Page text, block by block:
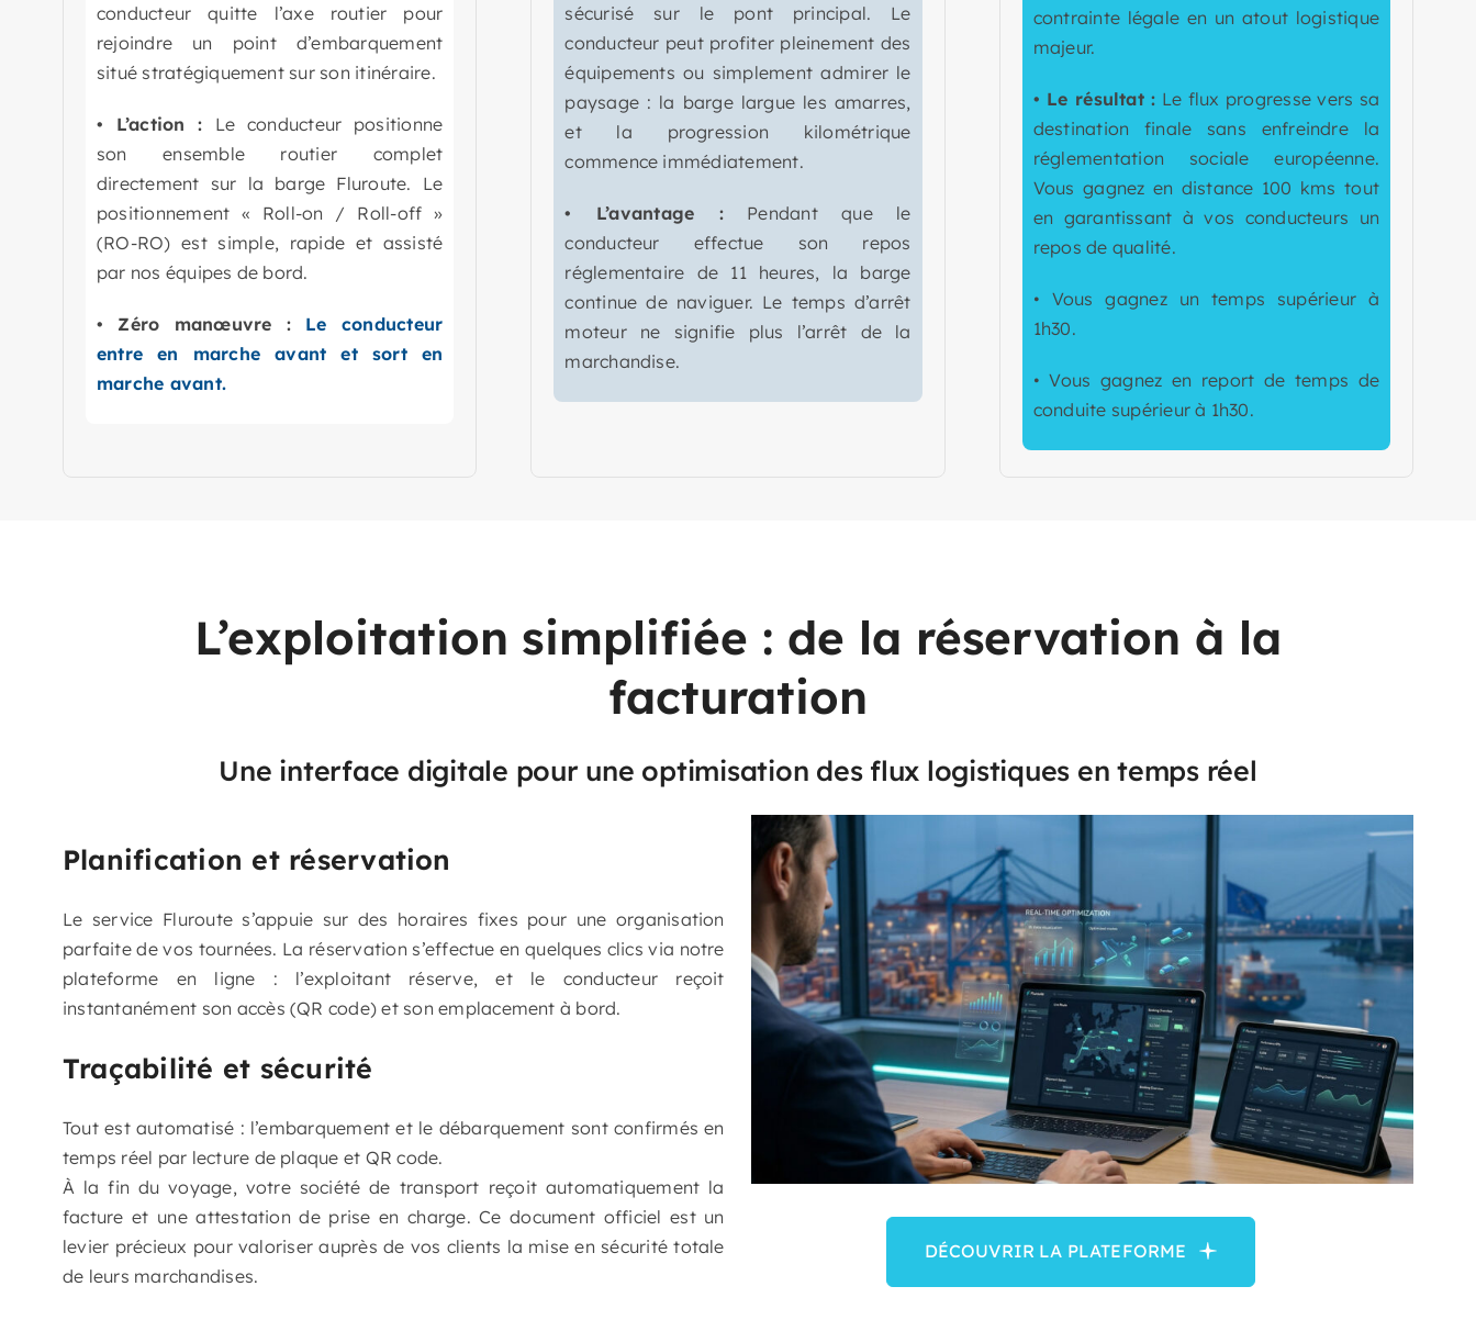
conducteur quitte l’axe routier pour
rejoindre un point d’embarquement
situé stratégiquement sur son itinéraire.
• L’action : Le conducteur positionne
son ensemble routier complet
directement sur la barge Fluroute. Le
positionnement « Roll-on / Roll-off »
(RO-RO) est simple, rapide et assisté
par nos équipes de bord.
• Zéro manœuvre : Le conducteur
entre en marche avant et sort en
marche avant.
sécurisé sur le pont principal. Le
conducteur peut profiter pleinement des
équipements ou simplement admirer le
paysage : la barge largue les amarres,
et la progression kilométrique
commence immédiatement.
• L’avantage :Pendant que le
conducteur effectue son repos
réglementaire de 11 heures, la barge
continue de naviguer. Le temps d’arrêt
moteur ne signifie plus l’arrêt de la
marchandise.
contrainte légale en un atout logistique
majeur.
• Le résultat : Le flux progresse vers sa
destination finale sans enfreindre la
réglementation sociale européenne.
Vous gagnez en distance 100 kms tout
en garantissant à vos conducteurs un
repos de qualité.
• Vous gagnez un temps supérieur à
1h30.
• Vous gagnez en report de temps de
conduite supérieur à 1h30.
L’exploitation simplifiée : de la réservation à la
facturation
Une interface digitale pour une optimisation des flux logistiques en temps réel
Planification et réservation
Le service Fluroute s’appuie sur des horaires fixes pour une organisation
parfaite de vos tournées. La réservation s’effectue en quelques clics via notre
plateforme en ligne : l’exploitant réserve, et le conducteur reçoit
instantanément son accès (QR code) et son emplacement à bord.
Traçabilité et sécurité
Tout est automatisé : l’embarquement et le débarquement sont confirmés en
temps réel par lecture de plaque et QR code.
À la fin du voyage, votre société de transport reçoit automatiquement la
facture et une attestation de prise en charge. Ce document officiel est un
levier précieux pour valoriser auprès de vos clients la mise en sécurité totale
de leurs marchandises.
DÉCOUVRIR LA PLATEFORME